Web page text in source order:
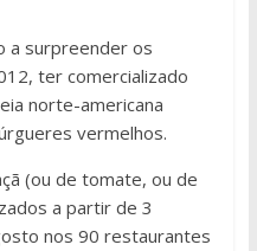
a surpreender os
ter comercializado
norte-americana
vermelhos.
(ou de tomate, ou de
a partir de 3
nos 90 restaurantes